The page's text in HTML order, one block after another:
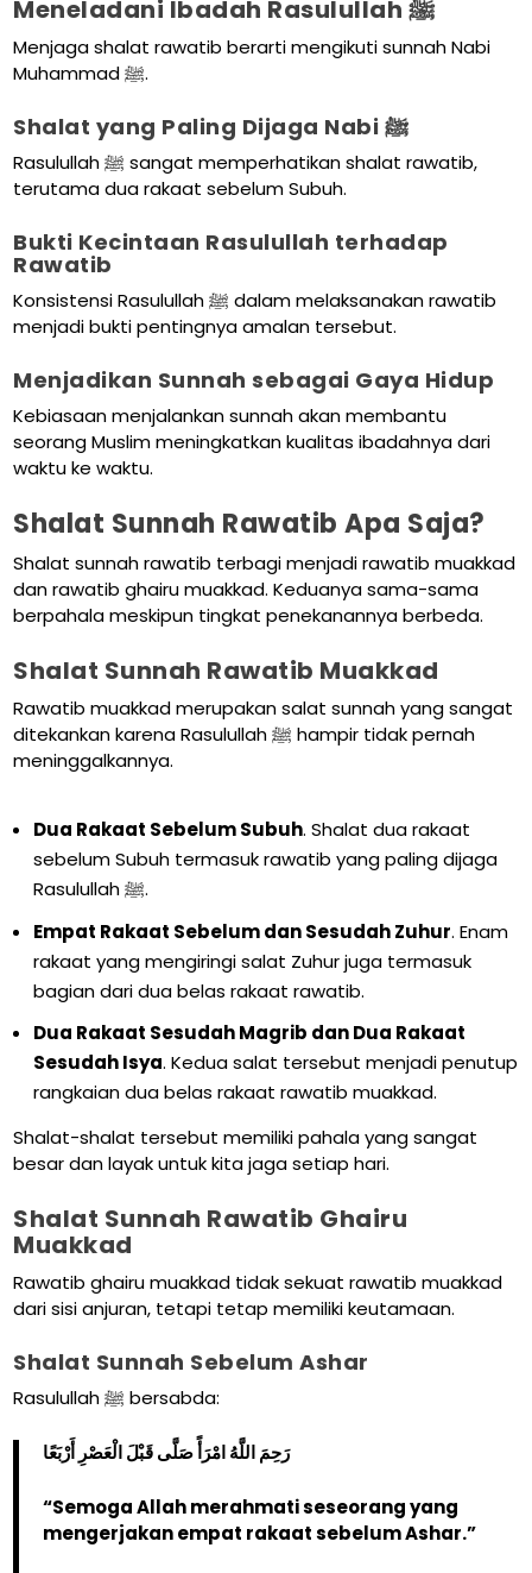
Meneladani Ibadah Rasulullah ﷺ
Menjaga shalat rawatib berarti mengikuti sunnah Nabi
Muhammad ﷺ.
Shalat yang Paling Dijaga Nabi ﷺ
Rasulullah ﷺ sangat memperhatikan shalat rawatib,
terutama dua rakaat sebelum Subuh.
Bukti Kecintaan Rasulullah terhadap
Rawatib
Konsistensi Rasulullah ﷺ dalam melaksanakan rawatib
menjadi bukti pentingnya amalan tersebut.
Menjadikan Sunnah sebagai Gaya Hidup
Kebiasaan menjalankan sunnah akan membantu
seorang Muslim meningkatkan kualitas ibadahnya dari
waktu ke waktu.
Shalat Sunnah Rawatib Apa Saja?
Shalat sunnah rawatib terbagi menjadi rawatib muakkad
dan rawatib ghairu muakkad. Keduanya sama-sama
berpahala meskipun tingkat penekanannya berbeda.
Shalat Sunnah Rawatib Muakkad
Rawatib muakkad merupakan salat sunnah yang sangat
ditekankan karena Rasulullah ﷺ hampir tidak pernah
meninggalkannya.
Dua Rakaat Sebelum Subuh. Shalat dua rakaat
sebelum Subuh termasuk rawatib yang paling dijaga
Rasulullah ﷺ.
Empat Rakaat Sebelum dan Sesudah Zuhur. Enam
rakaat yang mengiringi salat Zuhur juga termasuk
bagian dari dua belas rakaat rawatib.
Dua Rakaat Sesudah Magrib dan Dua Rakaat
Sesudah Isya. Kedua salat tersebut menjadi penutup
rangkaian dua belas rakaat rawatib muakkad.
Shalat-shalat tersebut memiliki pahala yang sangat
besar dan layak untuk kita jaga setiap hari.
Shalat Sunnah Rawatib Ghairu
Muakkad
Rawatib ghairu muakkad tidak sekuat rawatib muakkad
dari sisi anjuran, tetapi tetap memiliki keutamaan.
Shalat Sunnah Sebelum Ashar
Rasulullah ﷺ bersabda:
رَحِمَ اللَّهُ امْرَأً صَلَّى قَبْلَ الْعَصْرِ أَرْبَعًا
“Semoga Allah merahmati seseorang yang
mengerjakan empat rakaat sebelum Ashar.”